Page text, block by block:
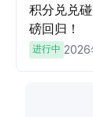
积分兑兑
磅回归！
进行中 2026